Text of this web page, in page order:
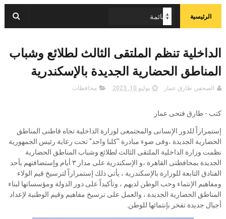
الرئيسية
الداخلية تنظم الملتقى الثالث لطلائع وشباب
المناطق الحضارية الجديدة بالإسكندرية
الصحفي طارق عمار يوليو 10, 2023 محافظات
كتب - طارق فتحى عمار
إستمراراً للدور الإنسانى والمجتمعى لوزارة الداخلية تجاه قاطنى المناطق
الحضارية الجديدة ،وفى ضوء مبادرة "كلنا واحد" تحت رعاية رئيس الجمهورية
نظمت وزارة الداخلية الملتقى الثالث لطلائع وشباب المناطق الحضارية
الجديدة بمحافظتى القاهرة ،و الإسكندرية على مدار ٣ أيام وإستضافتهم بأحد
الفنادق التابعة للوزارة بالإسكندرية ، يأتي ذلك إستمراراً لترسيخ قيم الولاء
ومفاهيم الإنتماء وحب الوطن لديهم ، وتأكيداً على دور الدولة ومؤسساتها لبناء
المناطق الحضارية الجديدة ، والعمل على ترسيخ مفاهيم وقيم الوطنية لإعداد
أجيال جديدة تفخر بإنتمائها للوطن.